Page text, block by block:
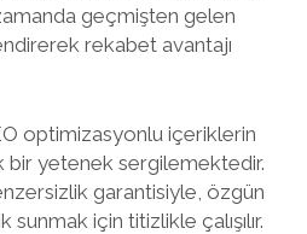
geçmişten gelen
rekabet avantajı
optimizasyonlu içeriklerin
bir yetenek sergilemektedir.
garantisiyle, özgün
için titizlikle çalışılır.